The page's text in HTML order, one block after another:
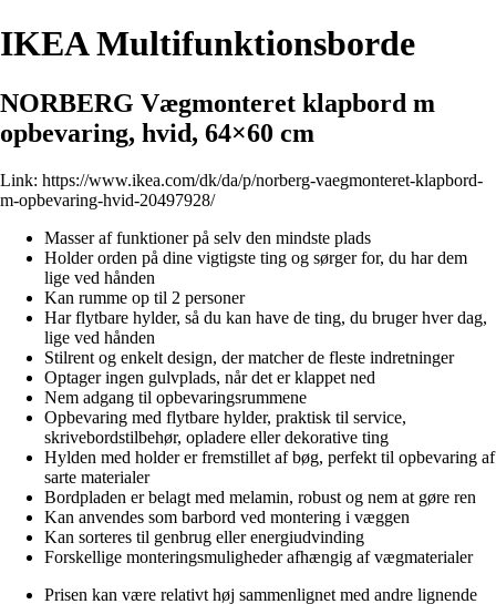
IKEA Multifunktionsborde
NORBERG Vægmonteret klapbord m
opbevaring, hvid, 64×60 cm
Link: https://www.ikea.com/dk/da/p/norberg-vaegmonteret-klapbord-
m-opbevaring-hvid-20497928/
Masser af funktioner på selv den mindste plads
Holder orden på dine vigtigste ting og sørger for, du har dem
lige ved hånden
Kan rumme op til 2 personer
Har flytbare hylder, så du kan have de ting, du bruger hver dag,
lige ved hånden
Stilrent og enkelt design, der matcher de fleste indretninger
Optager ingen gulvplads, når det er klappet ned
Nem adgang til opbevaringsrummene
Opbevaring med flytbare hylder, praktisk til service,
skrivebordstilbehør, opladere eller dekorative ting
Hylden med holder er fremstillet af bøg, perfekt til opbevaring af
sarte materialer
Bordpladen er belagt med melamin, robust og nem at gøre ren
Kan anvendes som barbord ved montering i væggen
Kan sorteres til genbrug eller energiudvinding
Forskellige monteringsmuligheder afhængig af vægmaterialer
Prisen kan være relativt høj sammenlignet med andre lignende